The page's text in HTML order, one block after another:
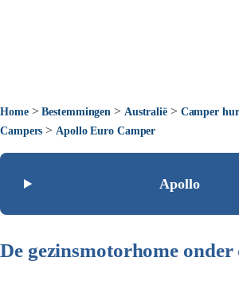
Home>Bestemmingen > Australië> Camper
Campers > Apollo Euro Camper
Apollo
De gezinsmotorhome onder